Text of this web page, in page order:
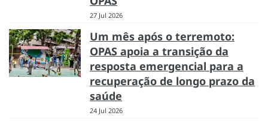
27 Jul 2026
Um mês após o terremoto:
OPAS apoia a transição da
resposta emergencial para a
recuperação de longo prazo da
saúde
24 Jul 2026